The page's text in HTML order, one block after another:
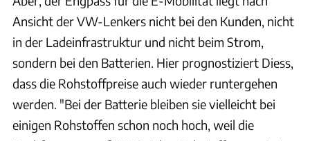
Ansicht der VW-Lenkers nicht bei den Kunden, nicht
in der Ladeinfrastruktur und nicht beim Strom,
sondern bei den Batterien. Hier prognostiziert Diess,
dass die Rohstoffpreise auch wieder runtergehen
werden. "Bei der Batterie bleiben sie vielleicht bei
einigen Rohstoffen schon noch hoch, weil die